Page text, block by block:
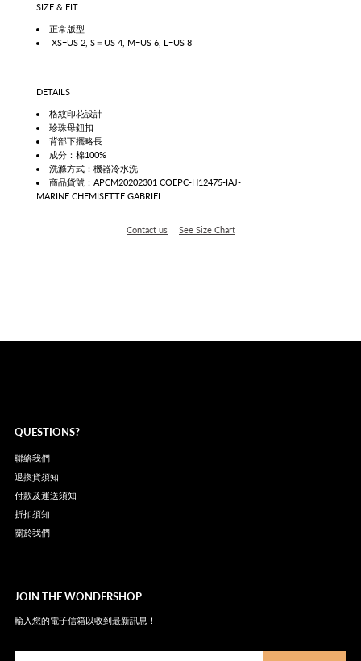
SIZE & FIT
正常版型
XS=US 2, S＝US 4, M=US 6, L=US 8
DETAILS
格紋印花設計
珍珠母鈕扣
背部下擺略長
成分：棉100%
洗滌方式：機器冷水洗
商品貨號：APCM20202301 COEPC-H12475-IAJ-
MARINE CHEMISETTE GABRIEL
Contact us See Size Chart
QUESTIONS?
聯絡我們
退換貨須知
付款及運送須知
折扣須知
關於我們
JOIN THE WONDERSHOP
輸入您的電子信箱以收到最新訊息！